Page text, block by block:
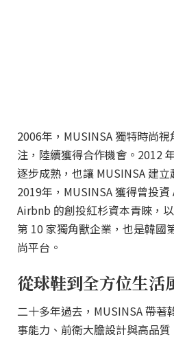
2006年，MUSINSA 獨特時尚
注，陸續獲得合作機會。2012
逐步成熟，也讓 MUSINSA 建立
2019年，MUSINSA 獲得曾投
Airbnb 的創投紅杉資本青睞，
第 10 家獨角獸企業，也是韓國
尚平台。
從球鞋到全方位生活
二十多年過去，MUSINSA 帶著
事能力、前衛大膽設計與高品